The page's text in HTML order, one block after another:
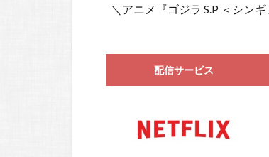
＼アニメ『ゴジラ S.P ＜シン
配信サービス